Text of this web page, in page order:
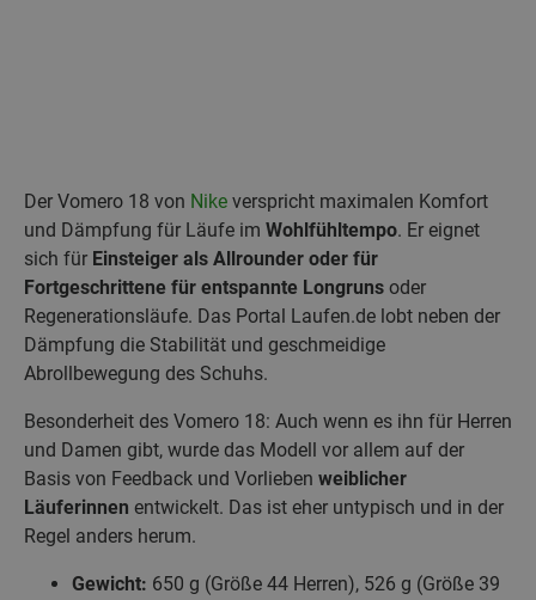
Der Vomero 18 von Nike verspricht maximalen Komfort
und Dämpfung für Läufe im Wohlfühltempo. Er eignet
sich für Einsteiger als Allrounder oder für
Fortgeschrittene für entspannte Longruns oder
Regenerationsläufe. Das Portal Laufen.de lobt neben der
Dämpfung die Stabilität und geschmeidige
Abrollbewegung des Schuhs.
Besonderheit des Vomero 18: Auch wenn es ihn für Herren
und Damen gibt, wurde das Modell vor allem auf der
Basis von Feedback und Vorlieben weiblicher
Läuferinnen entwickelt. Das ist eher untypisch und in der
Regel anders herum.
Gewicht: 650 g (Größe 44 Herren), 526 g (Größe 39